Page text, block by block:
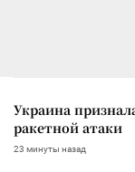
Украина
ракетной атаки
23 минуты назад